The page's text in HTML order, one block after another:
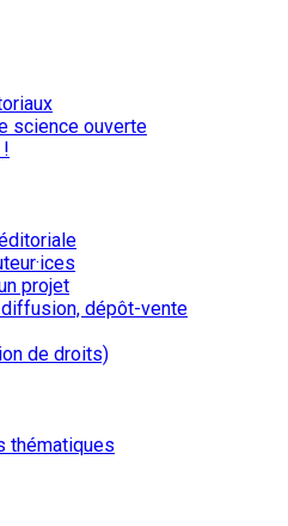
science ouverte
projet
dépôt-vente
de droits)
thématiques